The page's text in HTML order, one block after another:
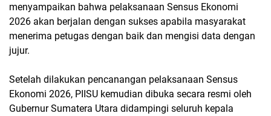
menyampaikan bahwa pelaksanaan Sensus Ekonomi
2026 akan berjalan dengan sukses apabila masyarakat
menerima petugas dengan baik dan mengisi data dengan
jujur.
Setelah dilakukan pencanangan pelaksanaan Sensus
Ekonomi 2026, PIISU kemudian dibuka secara resmi oleh
Gubernur Sumatera Utara didampingi seluruh kepala